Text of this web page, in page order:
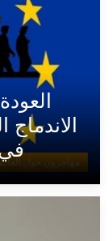
مهاجرون حول